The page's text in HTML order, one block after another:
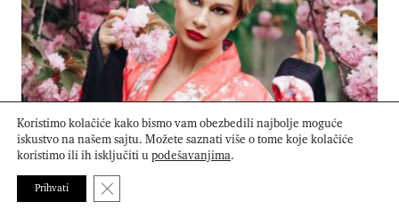
Koristimo kolačiće kako bismo vam obezbedili najbolje moguće
iskustvo na našem sajtu. Možete saznati više o tome koje kolačiće
koristimo ili ih isključiti upodešavanjima.
Prihvati Close GDPR Cookie Banner